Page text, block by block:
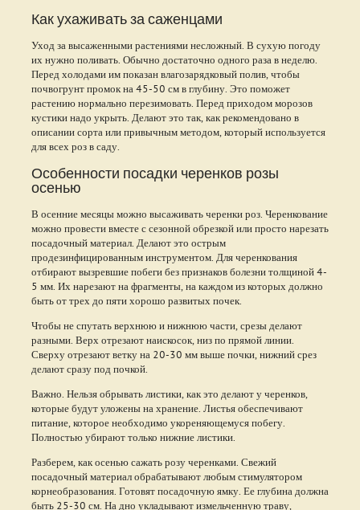
Как ухаживать за саженцами
Уход за высаженными растениями несложный. В сухую погоду
их нужно поливать. Обычно достаточно одного раза в неделю.
Перед холодами им показан влагозарядковый полив, чтобы
почвогрунт промок на 45-50 см в глубину. Это поможет
растению нормально перезимовать. Перед приходом морозов
кустики надо укрыть. Делают это так, как рекомендовано в
описании сорта или привычным методом, который используется
для всех роз в саду.
Особенности посадки черенков розы
осенью
В осенние месяцы можно высаживать черенки роз. Черенкование
можно провести вместе с сезонной обрезкой или просто нарезать
посадочный материал. Делают это острым
продезинфицированным инструментом. Для черенкования
отбирают вызревшие побеги без признаков болезни толщиной 4-
5 мм. Их нарезают на фрагменты, на каждом из которых должно
быть от трех до пяти хорошо развитых почек.
Чтобы не спутать верхнюю и нижнюю части, срезы делают
разными. Верх отрезают наискосок, низ по прямой линии.
Сверху отрезают ветку на 20-30 мм выше почки, нижний срез
делают сразу под почкой.
Важно. Нельзя обрывать листики, как это делают у черенков,
которые будут уложены на хранение. Листья обеспечивают
питание, которое необходимо укореняющемуся побегу.
Полностью убирают только нижние листики.
Разберем, как осенью сажать розу черенками. Свежий
посадочный материал обрабатывают любым стимулятором
корнеобразования. Готовят посадочную ямку. Ее глубина должна
быть 25-30 см. На дно укладывают измельченную траву,